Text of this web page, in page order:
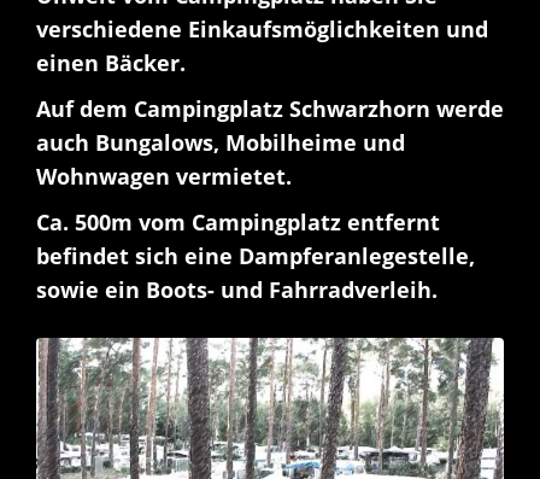
verschiedene Einkaufsmöglichkeiten und
einen Bäcker.
Auf dem Campingplatz Schwarzhorn werde
auch Bungalows, Mobilheime und
Wohnwagen vermietet.
Ca. 500m vom Campingplatz entfernt
befindet sich eine Dampferanlegestelle,
sowie ein Boots- und Fahrradverleih.